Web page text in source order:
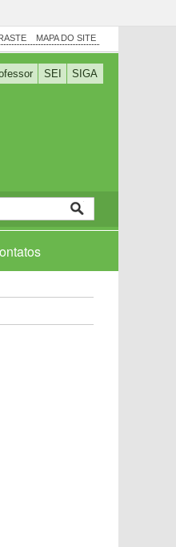
MAPA DO SITE
SEI SIGA